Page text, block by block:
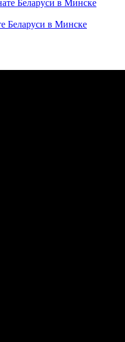
Беларуси в Минске